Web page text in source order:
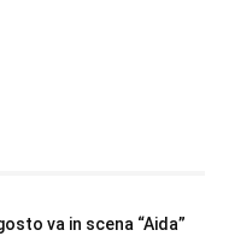
va in scena “Aida”